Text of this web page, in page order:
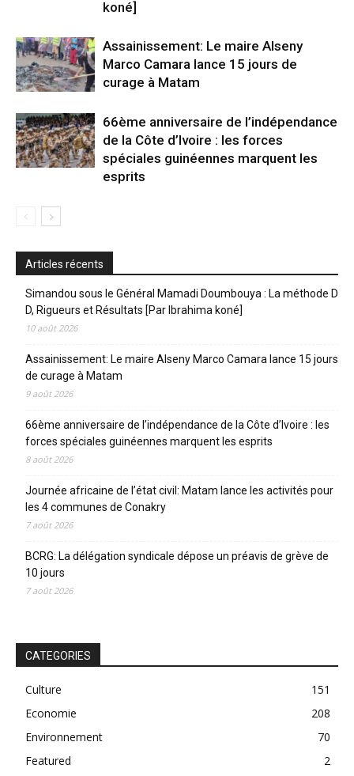
koné]
Assainissement: Le maire Alseny
Marco Camara lance 15 jours de
curage à Matam
66ème anniversaire de l’indépendance
de la Côte d’Ivoire : les forces
spéciales guinéennes marquent les
esprits
Articles récents
Simandou sous le Général Mamadi Doumbouya : La méthode D
D, Rigueurs et Résultats [Par Ibrahima koné]
10 août 2026
Assainissement: Le maire Alseny Marco Camara lance 15 jours
de curage à Matam
9 août 2026
66ème anniversaire de l’indépendance de la Côte d’Ivoire : les
forces spéciales guinéennes marquent les esprits
8 août 2026
Journée africaine de l’état civil: Matam lance les activités pour
les 4 communes de Conakry
7 août 2026
BCRG: La délégation syndicale dépose un préavis de grève de
10 jours
7 août 2026
CATEGORIES
Culture
151
Economie
208
Environnement
70
Featured
2